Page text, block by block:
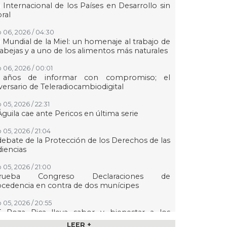
Internacional de los Países en Desarrollo sin
06, 2026 / 04:30
Mundial de la Miel: un homenaje al trabajo de
y a uno de los alimentos más naturales
06, 2026 / 00:01
años de informar con compromiso; el
de Teleradiocambiodigital
05, 2026 / 22:31
cae ante Pericos en última serie
05, 2026 / 21:04
de la Protección de los Derechos de las
05, 2026 / 21:00
Congreso Declaraciones de
en contra de dos munícipes
05, 2026 / 20:55
Poza Rica lleva sabor y bienestar a los
mayores con "Sazón y corazón"
LEER +